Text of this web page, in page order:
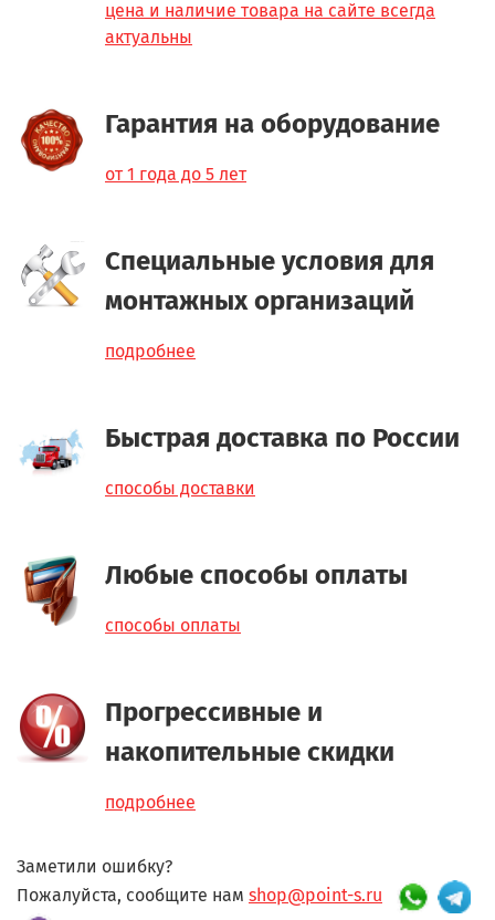
цена и наличие товара на сайте всегда
актуальны
Гарантия на оборудование
от 1 года до 5 лет
Специальные условия для
монтажных организаций
подробнее
Быстрая доставка по России
способы доставки
Любые способы оплаты
способы оплаты
Прогрессивные и
накопительные скидки
подробнее
Заметили ошибку?
Пожалуйста, сообщите нам shop@point-s.ru